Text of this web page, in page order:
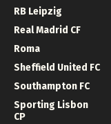
RB Leipzig
Real Madrid CF
Roma
Sheffield United FC
Southampton FC
Sporting Lisbon
CP